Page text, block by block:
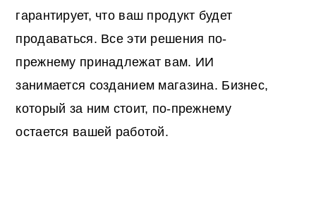
гарантирует, что ваш продукт будет
продаваться. Все эти решения по-
прежнему принадлежат вам. ИИ
занимается созданием магазина. Бизнес,
который за ним стоит, по-прежнему
остается вашей работой.